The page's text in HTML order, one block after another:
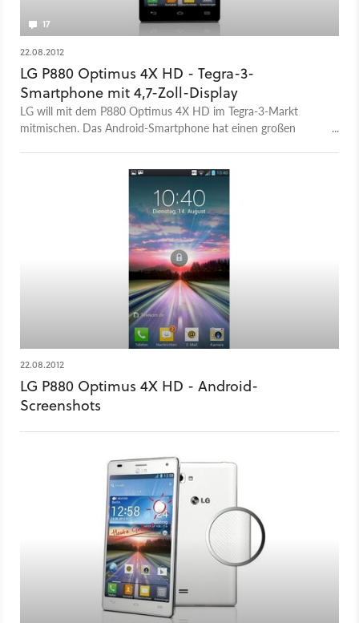
17
22.08.2012
LG P880 Optimus 4X HD - Tegra-3-
Smartphone mit 4,7-Zoll-Display
LG will mit dem P880 Optimus 4X HD im Tegra-3-Markt
mitmischen. Das Android-Smartphone hat einen großen
22.08.2012
LG P880 Optimus 4X HD - Android-
Screenshots